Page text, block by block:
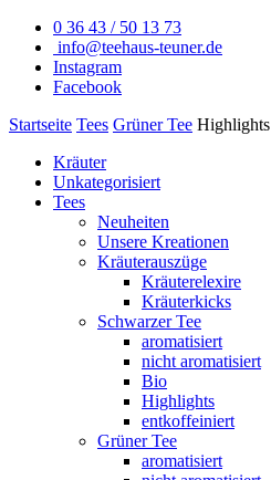
0 36 43 / 50 13 73
info@teehaus-teuner.de
Instagram
Facebook
Startseite Tees Grüner Tee Highlights
Kräuter
Unkategorisiert
Tees
Neuheiten
Unsere Kreationen
Kräuterauszüge
Kräuterelexire
Kräuterkicks
Schwarzer Tee
aromatisiert
nicht aromatisiert
Bio
Highlights
entkoffeiniert
Grüner Tee
aromatisiert